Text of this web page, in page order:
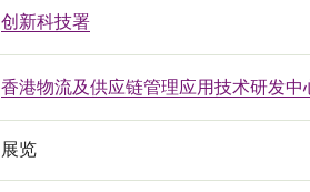
创新科技署
香港物流及供应链管理应用技术研发中
展览